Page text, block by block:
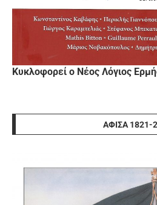
Κυκλοφορεί ο Νέος Λόγιος
ΑΦΊΣΑ 1821-